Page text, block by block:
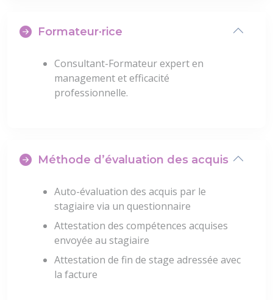
Formateur·rice
Consultant-Formateur expert en
management et efficacité
professionnelle.
Méthode d’évaluation des acquis
Auto-évaluation des acquis par le
stagiaire via un questionnaire
Attestation des compétences acquises
envoyée au stagiaire
Attestation de fin de stage adressée avec
la facture